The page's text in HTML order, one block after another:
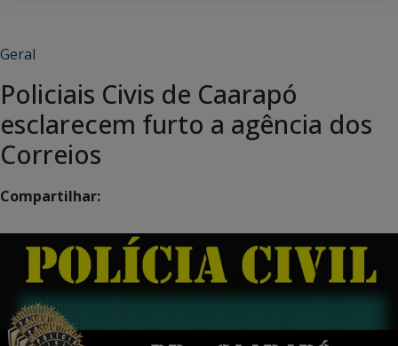
Geral
Policiais Civis de Caarapó
esclarecem furto a agência dos
Correios
Compartilhar: